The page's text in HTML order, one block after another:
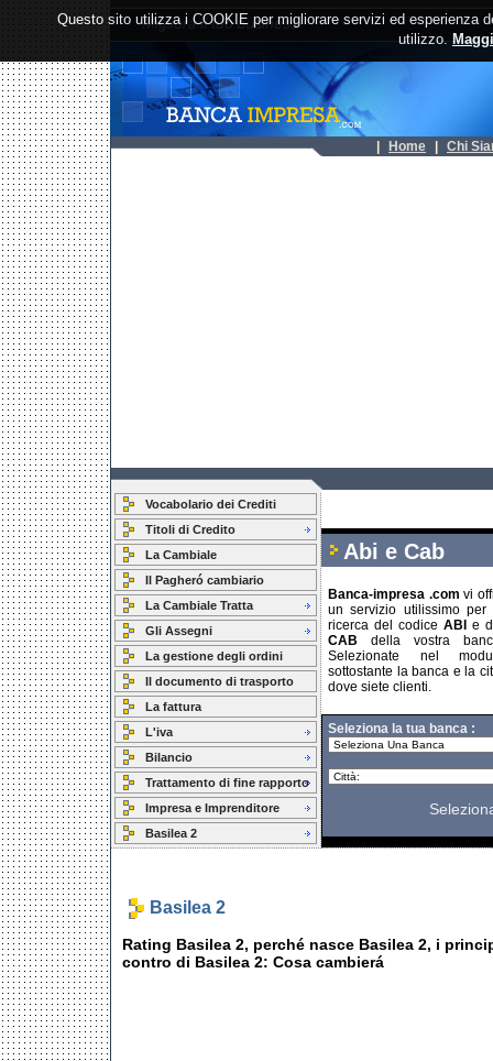
Home Chi
Vocabolario dei Crediti
Titoli di Credito
La Cambiale
Il Pagheró cambiario
La Cambiale Tratta
Gli Assegni
La gestione degli ordini
Il documento di trasporto
La fattura
L'iva
Bilancio
Trattamento di fine rapporto
Impresa e Imprenditore
Basilea 2
Abi e Cab
Banca-impresa .com vi
un servizio utilissimo per
ricerca del codice ABI
e
CAB della vostra
Selezionate nel
sottostante la banca e la
dove siete clienti.
Seleziona la tua banca :
Basilea 2
Rating Basilea 2, perché nasce Basilea 2, i
contro di Basilea 2: Cosa cambierá
Questo sito utilizza i COOKIE per migliorare servizi ed esperienza
utilizzo.